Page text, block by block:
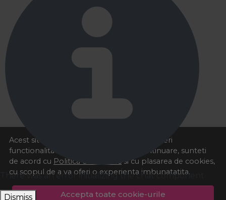
Acest site foloseste cookies pentru a va oferi
functionalitatea dorita. Navigand in continuare, sunteti
de acord cu Politica de cookies si cu plasarea de cookies,
cu scopul de a va oferi o experienta imbunatatita.
Accepta toate cookie-urile
There was an error initializing the chat component
Dismiss